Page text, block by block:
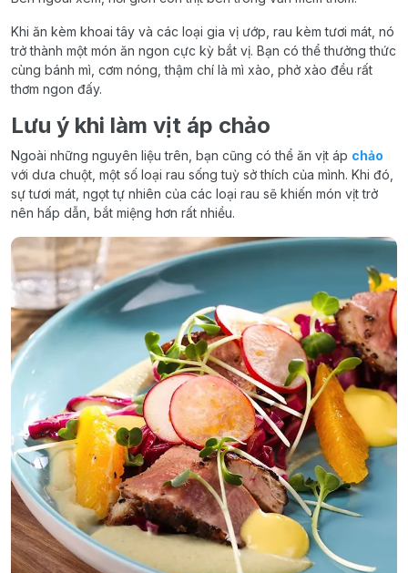
Khi ăn kèm khoai tây và các loại gia vị ướp, rau kèm tươi mát, nó
trở thành một món ăn ngon cực kỳ bắt vị. Bạn có thể thưởng thức
cùng bánh mì, cơm nóng, thậm chí là mì xào, phở xào đều rất
thơm ngon đấy.
Lưu ý khi làm vịt áp chảo
Ngoài những nguyên liệu trên, bạn cũng có thể ăn vịt áp chảo
với dưa chuột, một số loại rau sống tuỳ sở thích của mình. Khi đó,
sự tươi mát, ngọt tự nhiên của các loại rau sẽ khiến món vịt trở
nên hấp dẫn, bắt miệng hơn rất nhiều.